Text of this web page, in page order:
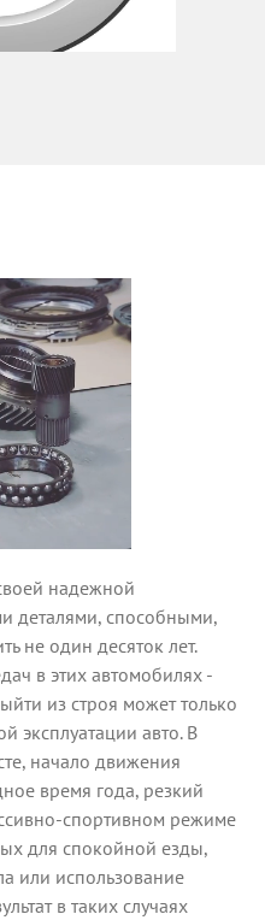
надежной
деталями, способными,
не один десяток лет.
в этих автомобилях -
из строя может только
эксплуатации авто. В
начало движения
время года, резкий
спортивном режиме
для спокойной езды,
или использование
в таких случаях